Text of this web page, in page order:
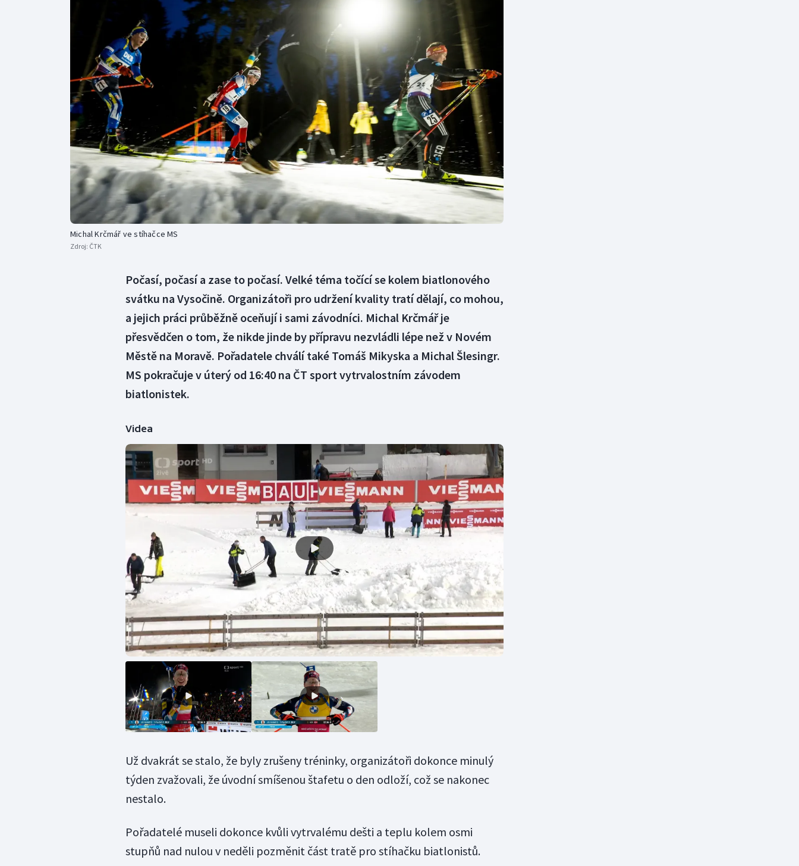
Curling
Dostihy
Futsal
Golf
Gymnastika
Moderní pětiboj
Motorsport
Olympijské hry
Parasport
Plavání
Plážový volejbal
Triatlon
Veslování
Vodní slalom
Volejbal
Ostatní
Michal Krčmář ve stíhačce MS
Zdroj: ČTK
Počasí, počasí a zase to počasí. Velké téma točící se kolem biatlonového
svátku na Vysočině. Organizátoři pro udržení kvality tratí dělají, co mohou,
a jejich práci průběžně oceňují i sami závodníci. Michal Krčmář je
přesvědčen o tom, že nikde jinde by přípravu nezvládli lépe než v Novém
Městě na Moravě. Pořadatele chválí také Tomáš Mikyska a Michal Šlesingr.
MS pokračuje v úterý od 16:40 na ČT sport vytrvalostním závodem
biatlonistek.
Videa
Už dvakrát se stalo, že byly zrušeny tréninky, organizátoři dokonce minulý
týden zvažovali, že úvodní smíšenou štafetu o den odloží, což se nakonec
nestalo.
Pořadatelé museli dokonce kvůli vytrvalému dešti a teplu kolem osmi
stupňů nad nulou v neděli pozměnit část tratě pro stíhačku biatlonistů.